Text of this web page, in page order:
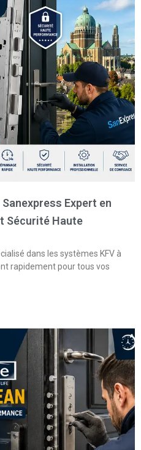
Expert en
Sécurité Haute
dans les systèmes KFV à
rapidement pour tous vos